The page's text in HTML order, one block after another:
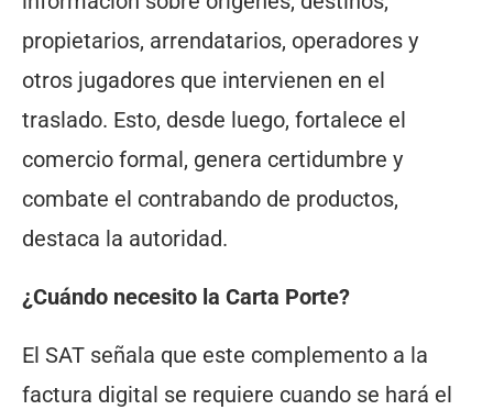
propietarios, arrendatarios, operadores y
otros jugadores que intervienen en el
traslado. Esto, desde luego, fortalece el
comercio formal, genera certidumbre y
combate el contrabando de productos,
destaca la autoridad.
¿Cuándo necesito la Carta Porte?
El SAT señala que este complemento a la
factura digital se requiere cuando se hará el